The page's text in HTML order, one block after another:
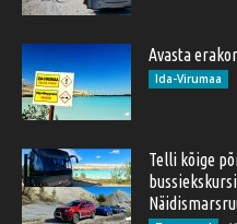
Avasta
Ida-Virumaa
Telli kõige